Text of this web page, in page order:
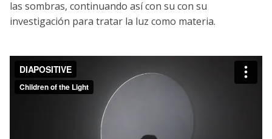
las sombras, continuando así con su con su
investigación para tratar la luz como materia.